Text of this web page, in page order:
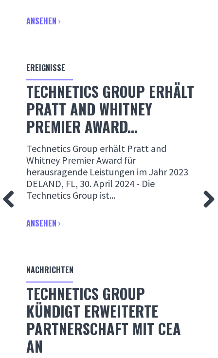
ANSEHEN
EREIGNISSE
TECHNETICS GROUP ERHÄLT
PRATT AND WHITNEY
PREMIER AWARD...
Technetics Group erhält Pratt and
Whitney Premier Award für
herausragende Leistungen im Jahr 2023
DELAND, FL, 30. April 2024 - Die
Technetics Group ist...
ANSEHEN
NACHRICHTEN
TECHNETICS GROUP
KÜNDIGT ERWEITERTE
PARTNERSCHAFT MIT CEA
AN